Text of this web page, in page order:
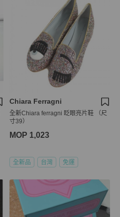
Chiara Ferragni
全新Chiara ferragni 眨眼亮片鞋 （尺
寸39）
MOP 1,023
全新品 台灣 免運